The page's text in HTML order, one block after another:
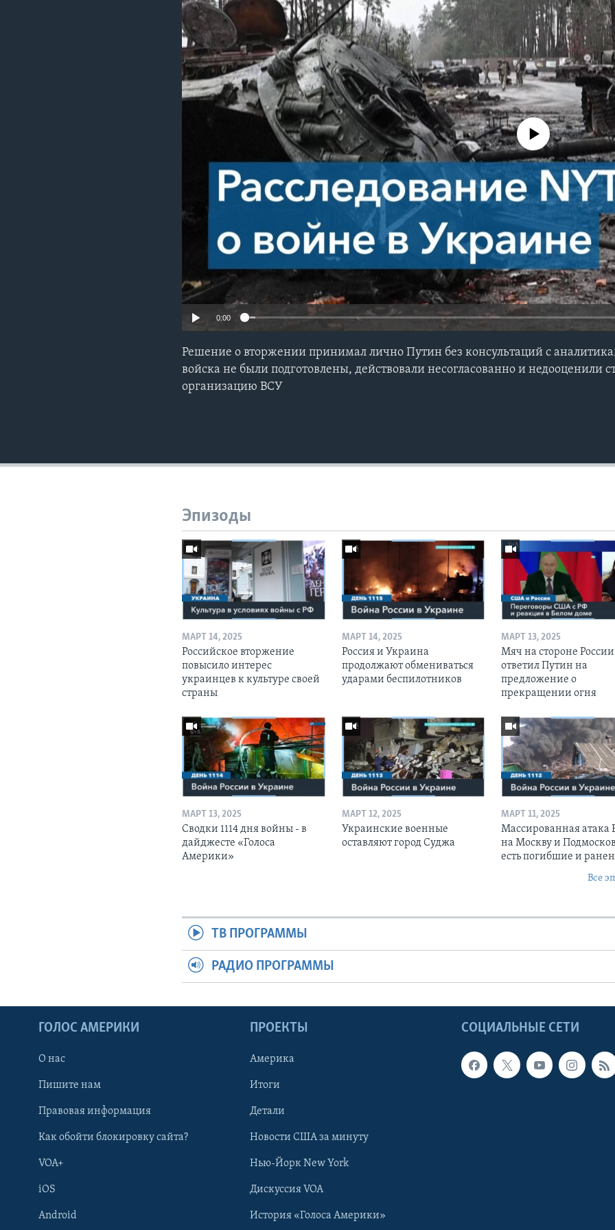
No media source currently
0:00
Решение о вторжении принимал лично Путин без консультаций с
войска не были подготовлены, действовали несогласованно и недооценили
организацию ВСУ
Эпизоды
МАРТ 14, 2025
Российское вторжение
повысило интерес
украинцев к культуре своей
страны
МАРТ 14, 2025
Россия и Украина
продолжают обмениваться
ударами беспилотников
МАРТ 13, 2025
Мяч на стороне
ответил Путин на
предложение о
прекращении огня
МАРТ 13, 2025
Сводки 1114 дня войны - в
дайджесте «Голоса
Америки»
МАРТ 12, 2025
Украинские военные
оставляют город Суджа
МАРТ 11, 2025
Массированная атака
на Москву и
есть погибшие и
Все
ТВ ПРОГРАММЫ
РАДИО ПРОГРАММЫ
СОЦИАЛЬНЫЕ СЕТИ
ГОЛОС АМЕРИКИ
О нас
Пишите нам
Правовая информация
Как обойти блокировку сайта?
VOA+
iOS
Android
ПРОЕКТЫ
Америка
Итоги
Детали
Новости США за минуту
Нью-Йорк New York
Дискуссия VOA
История «Голоса Америки»